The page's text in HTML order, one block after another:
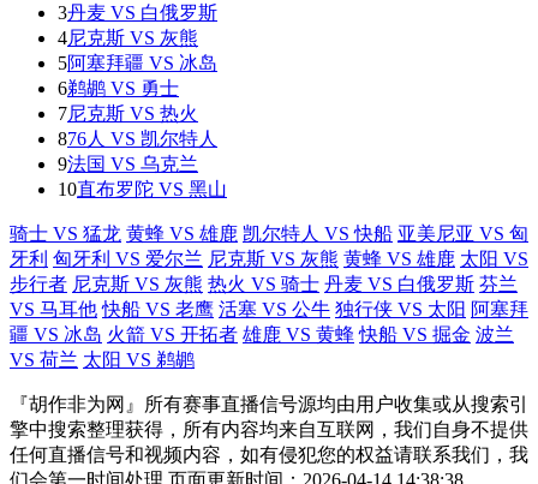
3丹麦 VS 白俄罗斯
4尼克斯 VS 灰熊
5阿塞拜疆 VS 冰岛
6鹈鹕 VS 勇士
7尼克斯 VS 热火
876人 VS 凯尔特人
9法国 VS 乌克兰
10直布罗陀 VS 黑山
骑士 VS 猛龙 黄蜂 VS 雄鹿 凯尔特人 VS 快船 亚美尼亚 VS 匈
牙利 匈牙利 VS 爱尔兰 尼克斯 VS 灰熊 黄蜂 VS 雄鹿 太阳 VS
步行者 尼克斯 VS 灰熊 热火 VS 骑士 丹麦 VS 白俄罗斯 芬兰
VS 马耳他 快船 VS 老鹰 活塞 VS 公牛 独行侠 VS 太阳 阿塞拜
疆 VS 冰岛 火箭 VS 开拓者 雄鹿 VS 黄蜂 快船 VS 掘金 波兰
VS 荷兰 太阳 VS 鹈鹕
『胡作非为网』所有赛事直播信号源均由用户收集或从搜索引
擎中搜索整理获得，所有内容均来自互联网，我们自身不提供
任何直播信号和视频内容，如有侵犯您的权益请联系我们，我
们会第一时间处理 页面更新时间：2026-04-14 14:38:38